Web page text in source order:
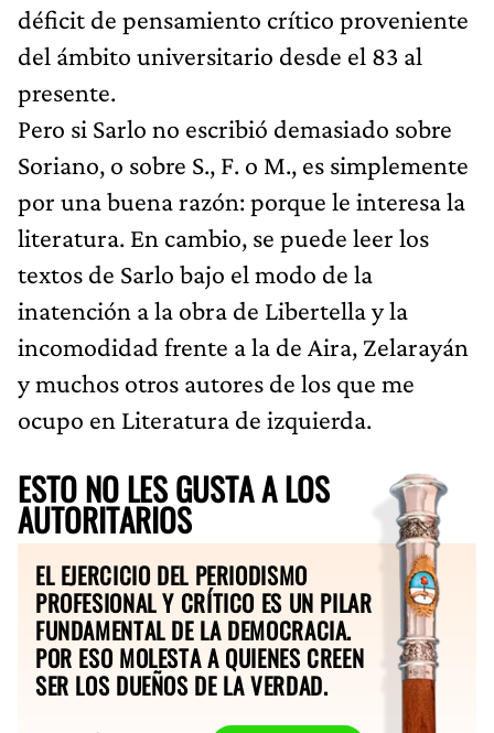
déficit de pensamiento crítico proveniente
del ámbito universitario desde el 83 al
presente.
Pero si Sarlo no escribió demasiado sobre
Soriano, o sobre S., F. o M., es simplemente
por una buena razón: porque le interesa la
literatura. En cambio, se puede leer los
textos de Sarlo bajo el modo de la
inatención a la obra de Libertella y la
incomodidad frente a la de Aira, Zelarayán
y muchos otros autores de los que me
ocupo en Literatura de izquierda.
ESTO NO LES GUSTA A LOS
AUTORITARIOS
EL EJERCICIO DEL PERIODISMO
PROFESIONAL Y CRÍTICO ES UN PILAR
FUNDAMENTAL DE LA DEMOCRACIA.
POR ESO MOLESTA A QUIENES CREEN
SER LOS DUEÑOS DE LA VERDAD.